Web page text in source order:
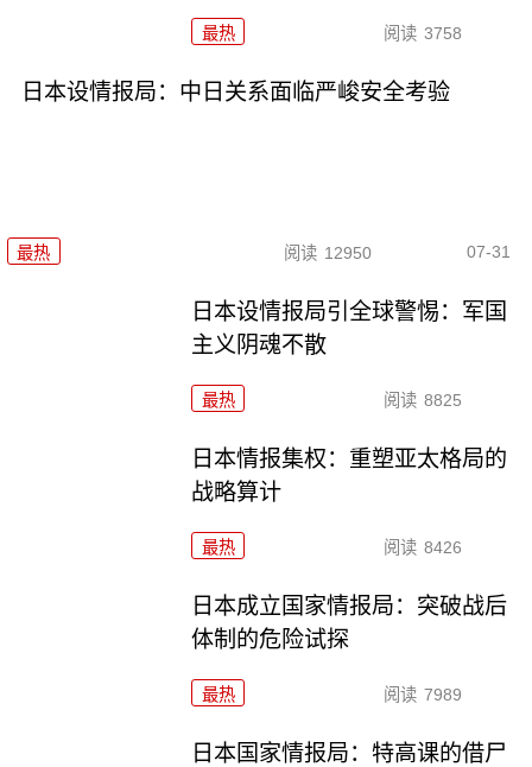
最热 阅读 3758
日本设情报局：中日关系面临严峻安全考验
最热 阅读 12950 07-31
日本设情报局引全球警惕：军国
主义阴魂不散
最热 阅读 8825
日本情报集权：重塑亚太格局的
战略算计
最热 阅读 8426
日本成立国家情报局：突破战后
体制的危险试探
最热 阅读 7989
日本国家情报局：特高课的借尸